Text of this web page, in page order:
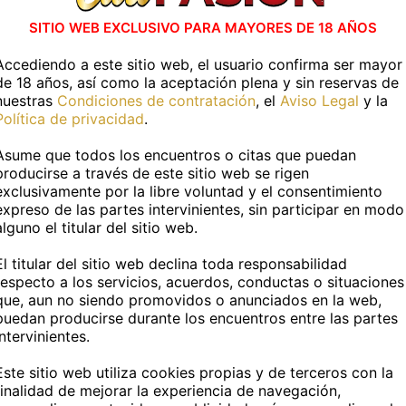
conocernos, y también puedo
desapercibida y tengo acceso a lugares
más solicitadas. Si eres nuevo
siempre has imaginado.
ver tanto fotos profesionales como
has visto enCitaPASION.COMy tendrás un
en casa
JUNTOS
Actividades al
BAILAR
SITIO WEB EXCLUSIVO PARA MAYORES DE 18 AÑOS
a este sitio web, el usuario confirma ser mayor
18 años, así como la aceptación plena y sin reservas de
Condiciones de contratación, el Aviso Legal y la
de privacidad.
que todos los encuentros o citas que puedan
a través de este sitio web se rigen
por la libre voluntad y el consentimiento
de las partes intervinientes, sin participar en modo
el titular del sitio web.
titular del sitio web declina toda responsabilidad
a los servicios, acuerdos, conductas o situaciones
aun no siendo promovidos o anunciados en la web,
producirse durante los encuentros entre las partes
sitio web utiliza cookies propias y de terceros con la
de mejorar la experiencia de navegación,